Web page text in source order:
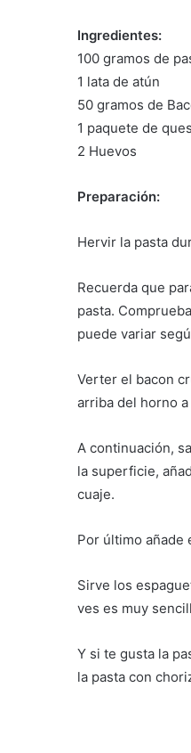
Ingredientes:
100 gramos de
1 lata de atún
50 gramos de
1 paquete de
2 Huevos
Preparación:
Hervir la pasta
Recuerda que
pasta.
puede variar
Verter el bacon
arriba del horno
A continuación,
la superficie,
cuaje.
Por último añade
Sirve los
ves es muy
Y si te gusta la
la pasta con